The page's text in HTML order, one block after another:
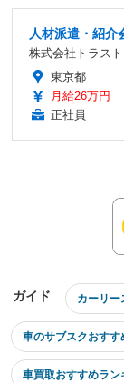
人材派遣・紹介
株式会社トラス
東京都
月給26万円
正社員
ガイド カーリー
車のサブスクおすす
車買取おすすめラン